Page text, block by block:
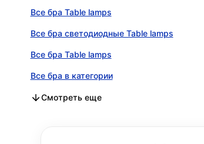
Все бра Table lamps
Все бра светодиодные Table lamps
Все бра Table lamps
Все бра в категории
Все бра светодиодные в категории
Все бра в категории
Смотреть еще